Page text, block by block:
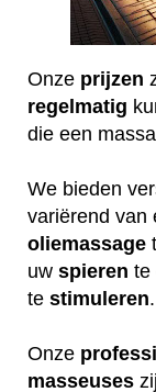
Onze prijzen
regelmatig
die een
We bieden
variërend van
oliemassage
uw spieren te
te stimuleren.
Onze
masseuses